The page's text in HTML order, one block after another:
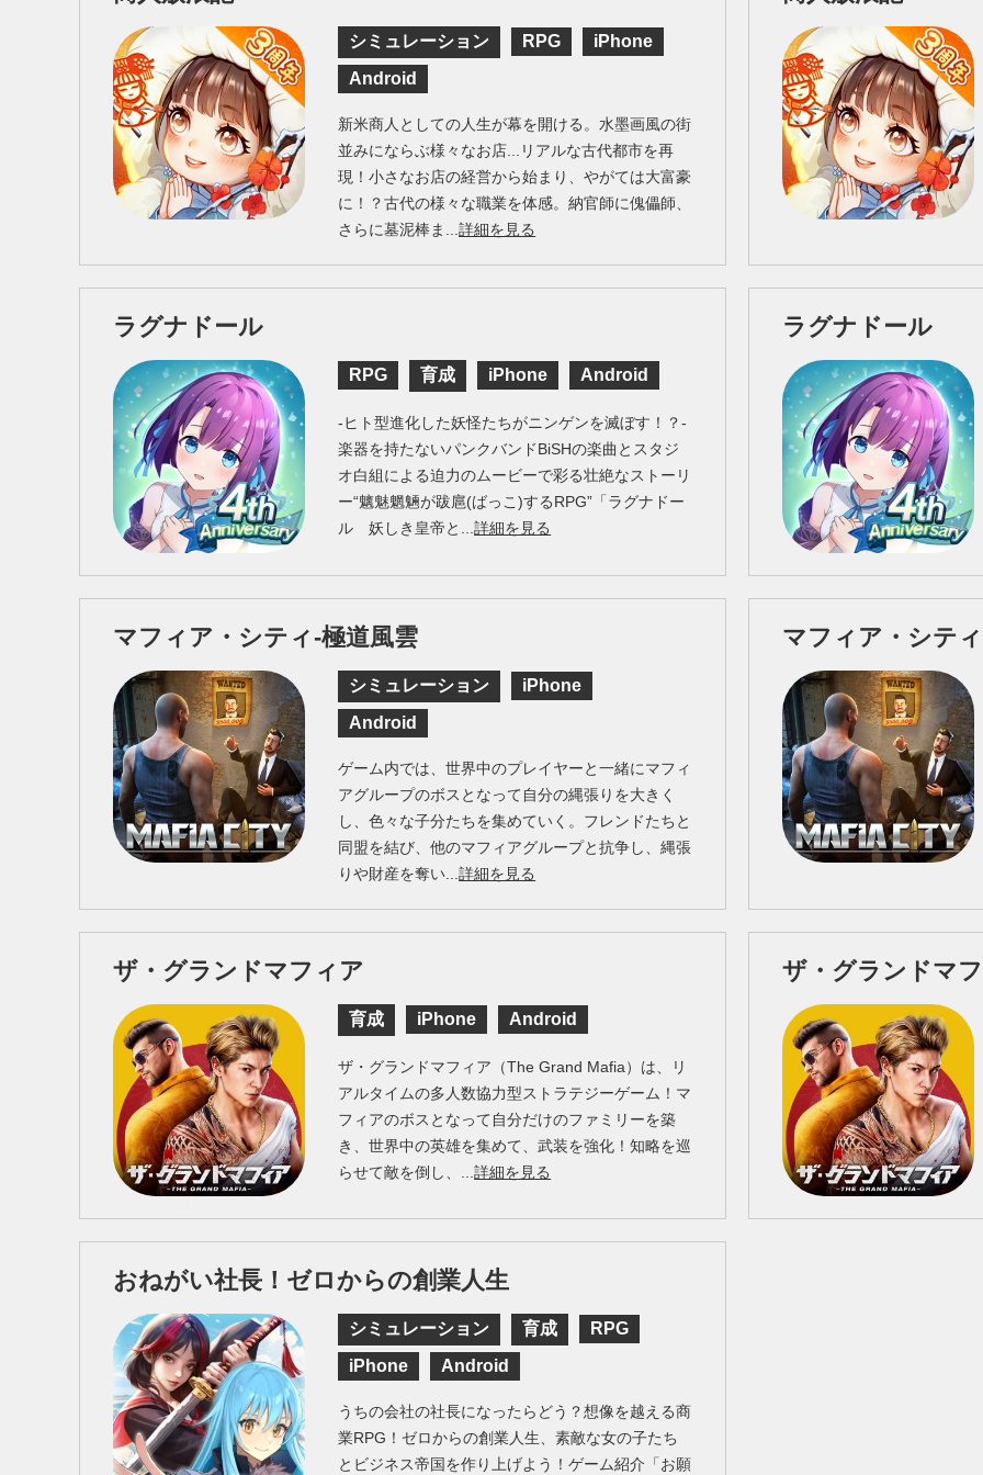
シミュレーション RPG
iPhone
Android
新米商人としての人生が幕を開ける。水墨画風の街
並みにならぶ様々なお店...リアルな古代都市を再
現！小さなお店の経営から始まり、やがては大富豪
に！？古代の様々な職業を体感。納官師に傀儡師、
さらに墓泥棒ま...詳細を見る
ラグナドール
RPG 育成 iPhone Android
-ヒト型進化した妖怪たちがニンゲンを滅ぼす！？-
楽器を持たないパンクバンドBiSHの楽曲とスタジ
オ白組による迫力のムービーで彩る壮絶なストーリ
ー“魑魅魍魎が跋扈(ばっこ)するRPG”「ラグナドー
ル 妖しき皇帝と...詳細を見る
ラグナドール
マフィア・シティ-極道風雲
シミュレーション
iPhone
Android
ゲーム内では、世界中のプレイヤーと一緒にマフィ
アグループのボスとなって自分の縄張りを大きく
し、色々な子分たちを集めていく。フレンドたちと
同盟を結び、他のマフィアグループと抗争し、縄張
りや財産を奪い...詳細を見る
マフィア・シテ
ザ・グランドマフィア
育成 iPhone Android
ザ・グランドマフィア（The Grand Mafia）は、リ
アルタイムの多人数協力型ストラテジーゲーム！マ
フィアのボスとなって自分だけのファミリーを築
き、世界中の英雄を集めて、武装を強化！知略を巡
らせて敵を倒し、...詳細を見る
ザ・グランドマ
おねがい社長！ゼロからの創業人生
シミュレーション 育成
RPG
iPhone
Android
うちの会社の社長になったらどう？想像を越える商
業RPG！ゼロからの創業人生、素敵な女の子たち
とビジネス帝国を作り上げよう！ゲーム紹介「お願